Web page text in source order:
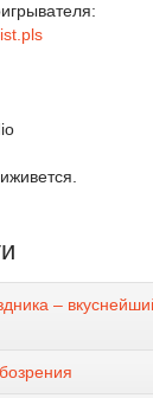
–